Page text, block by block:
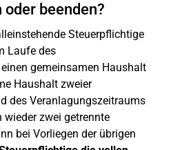
beenden?
Steuerpflichtige
Laufe des
gemeinsamen Haushalt
Haushalt zweier
des Veranlagungszeitraums
zwei getrennte
bei Vorliegen der übrigen